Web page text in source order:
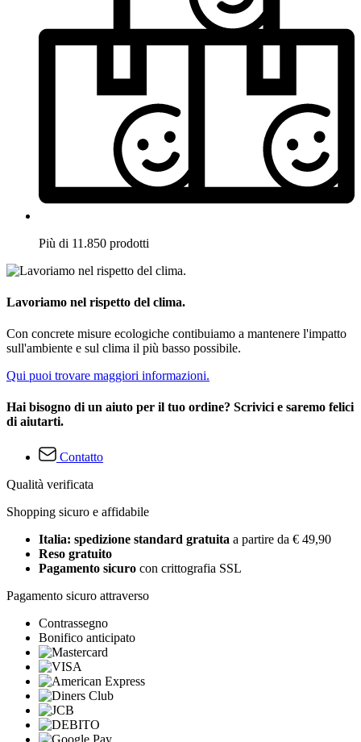
Più di 11.850 prodotti
Lavoriamo nel rispetto del clima.
Con concrete misure ecologiche contibuiamo a mantenere l'impatto
sull'ambiente e sul clima il più basso possibile.
Qui puoi trovare maggiori informazioni.
Hai bisogno di un aiuto per il tuo ordine? Scrivici e saremo felici
di aiutarti.
Contatto
Qualità verificata
Shopping sicuro e affidabile
Italia: spedizione standard gratuita a partire da € 49,90
Reso gratuito
Pagamento sicuro con crittografia SSL
Pagamento sicuro attraverso
Contrassegno
Bonifico anticipato